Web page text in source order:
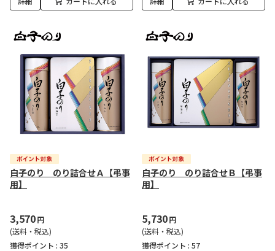
白子のり のり詰合せＡ【弔事
用】
3,570円
(送料・税込)
獲得ポイント : 35
白子のり のり詰合せＢ【弔事
用】
5,730円
(送料・税込)
獲得ポイント : 57